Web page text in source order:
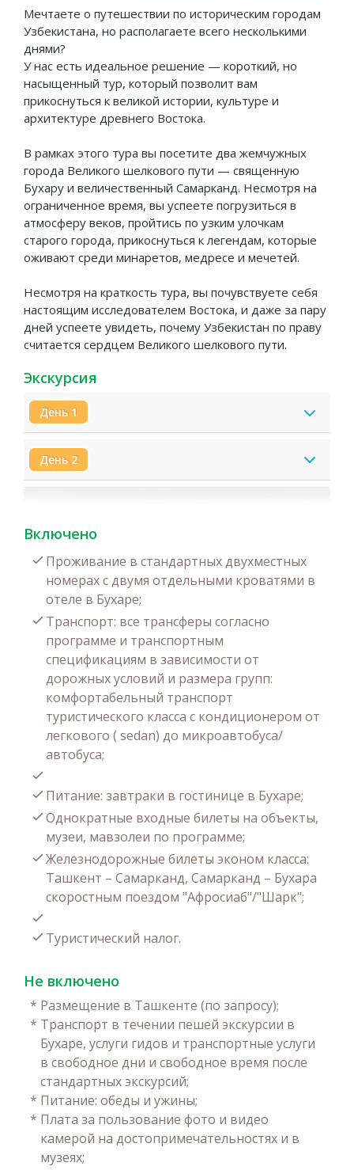
Мечтаете о путешествии по историческим городам
Узбекистана, но располагаете всего несколькими
днями?
У нас есть идеальное решение — короткий, но
насыщенный тур, который позволит вам
прикоснуться к великой истории, культуре и
архитектуре древнего Востока.
В рамках этого тура вы посетите два жемчужных
города Великого шелкового пути — священную
Бухару и величественный Самарканд. Несмотря на
ограниченное время, вы успеете погрузиться в
атмосферу веков, пройтись по узким улочкам
старого города, прикоснуться к легендам, которые
оживают среди минаретов, медресе и мечетей.
Несмотря на краткость тура, вы почувствуете себя
настоящим исследователем Востока, и даже за пару
дней успеете увидеть, почему Узбекистан по праву
считается сердцем Великого шелкового пути.
Экскурсия
День 1
День 2
Включено
Проживание в стандартных двухместных
номерах с двумя отдельными кроватями в
отеле в Бухаре;
Транспорт: все трансферы согласно
программе и транспортным
спецификациям в зависимости от
дорожных условий и размера групп:
комфортабельный транспорт
туристического класса с кондиционером от
легкового ( sedan) до микроавтобуса/
автобуса;
Питание: завтраки в гостинице в Бухаре;
Однократные входные билеты на объекты,
музеи, мавзолеи по программе;
Железнодорожные билеты эконом класса:
Ташкент – Самарканд, Самарканд – Бухара
скоростным поездом "Афросиаб"/"Шарк";
Туристический налог.
Не включено
* Размещение в Ташкенте (по запросу);
* Транспорт в течении пешей экскурсии в
Бухаре, услуги гидов и транспортные услуги
в свободное дни и свободное время после
стандартных экскурсий;
* Питание: обеды и ужины;
* Плата за пользование фото и видео
камерой на достопримечательностях и в
музеях;